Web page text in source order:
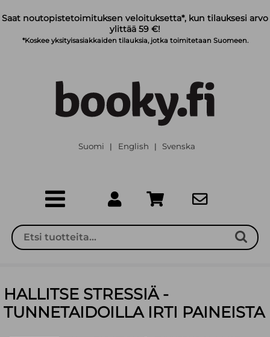
Saat noutopistetoimituksen veloituksetta*, kun tilauksesi arvo
ylittää 59 €!
*Koskee yksityisasiakkaiden tilauksia, jotka toimitetaan Suomeen.
Suomi | English | Svenska
HALLITSE STRESSIÄ -
TUNNETAIDOILLA IRTI PAINEISTA